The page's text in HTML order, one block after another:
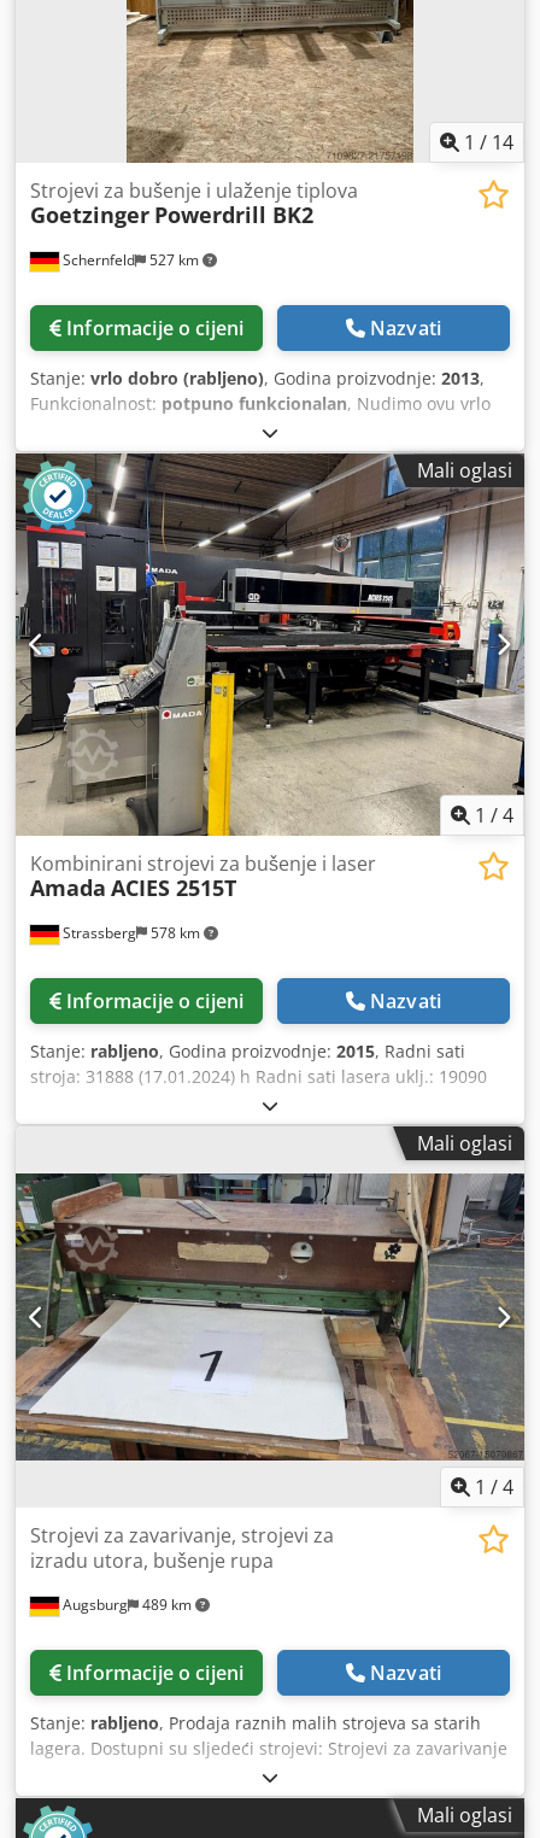
1 / 14
Schernfeld 527 km
Strojevi za bušenje i ulaženje tiplova
Goetzinger Powerdrill BK2
Informacije o cijeni Nazvati
Stanje: vrlo dobro (rabljeno), Godina proizvodnje: 2013,
Funkcionalnost: potpuno funkcionalan, Nudimo ovu vrlo
dobro očuvanu Götzinger Powerdrill BK2 bušilicu i
glodalicu, godina proizvodnje 2013. U besprijekornom
stanju i odmah spremna za rad! Nema kvarova ni
oštećenja! Cjdpfx Asy D Ukrog Uorf Ako imate dodatna
pitanja ili trebate više informacija, slobodno nam pošaljite
poruku ili nas nazovite.
Mali oglasi
1 /4
Strassberg 578 km
Kombinirani strojevi za bušenje i laser
Amada ACIES 2515T
Informacije o cijeni Nazvati
Stanje: rabljeno, Godina proizvodnje: 2015, Radni sati
stroja: 31888 (17.01.2024) h Radni sati lasera uklj.: 19090
(17.01.2024) h Radni sati snopa uklj.: 6475 (17.01.2024) h
Snaga lasera: 4000 W Maks. sila probijanja: 300 kN
Upravljanje: AMNC 3i Radno područje laserskog rada: 2500
x 1170 mm Radno područje za probijanje: 3050 x 1525 mm
Dužina: 7870 mm Širina: 5880 mm Visina: 2666 mm
Ukupna priključna snaga: 85 kVA X-os: 100 m/min Y-os: 80
m/min Težina stroja cca: 30000 kg Standardna oprema -
patentirani servo-električni dvostruki pogon - Sila
probijanja 300 kN - 32 stanice za alat (4 rotirajuće stanice) -
maks. broj hodova: 400 - maks. debljina materijala 6 mm -
automatsko podešavanje fokusa - automatska regulacija
tlaka plina - HS- senzorska glava za rezanje - čišćenje
mlaznica - zaštita od prskanja - poklopac za dobre dijelove
Dodatna oprema - TSU izmjenjivač alata 300 Crjdpfx Ajypt
R Heg Uof Automatizacija
Mali oglasi
1 /4
Augsburg 489 km
Strojevi za zavarivanje, strojevi za
izradu utora, bušenje rupa
Informacije o cijeni Nazvati
Stanje: rabljeno, Prodaja raznih malih strojeva sa starih
lagera. Dostupni su sljedeći strojevi: Strojevi za zavarivanje
Credpfx Aern Syxjg Ujf Strojevi za izradu žljebova Strojevi
za zakivanje bušenje rupa pumpa Slike su samo mali
isječak
Mali oglasi